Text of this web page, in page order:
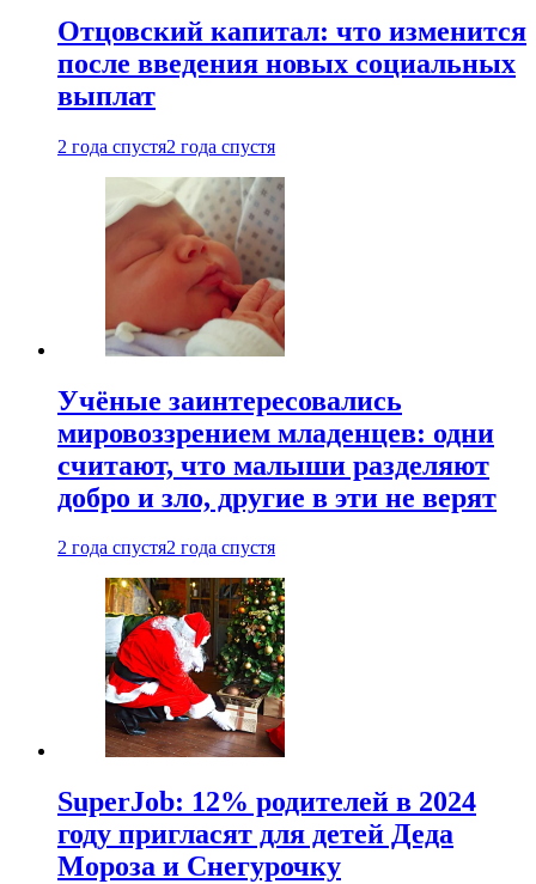
Отцовский капитал: что изменится
после введения новых социальных
выплат
2 года спустя2 года спустя
Учёные заинтересовались
мировоззрением младенцев: одни
считают, что малыши разделяют
добро и зло, другие в эти не верят
2 года спустя2 года спустя
SuperJob: 12% родителей в 2024
году пригласят для детей Деда
Мороза и Снегурочку